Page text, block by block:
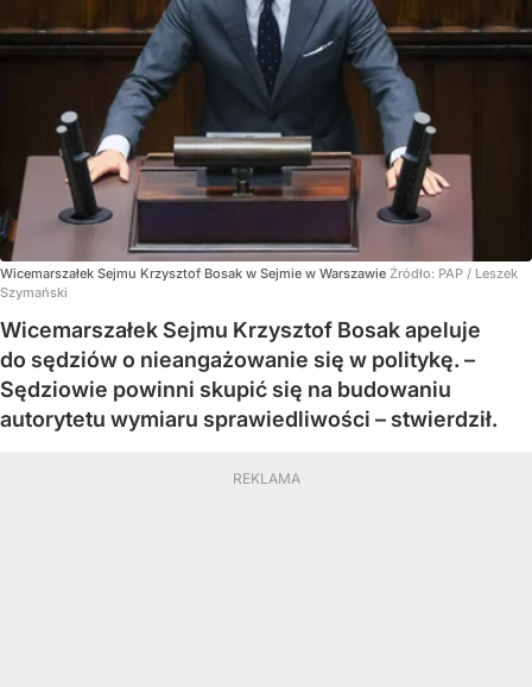
Wicemarszałek Sejmu Krzysztof Bosak w Sejmie w Warszawie Źródło: PAP / Leszek
Szymański
Wicemarszałek Sejmu Krzysztof Bosak apeluje
do sędziów o nieangażowanie się w politykę. –
Sędziowie powinni skupić się na budowaniu
autorytetu wymiaru sprawiedliwości – stwierdził.